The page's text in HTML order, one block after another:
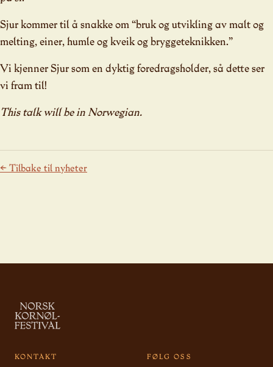
Sjur kommer til å snakke om “bruk og utvikling av malt og
melting, einer, humle og kveik og bryggeteknikken.”
Vi kjenner Sjur som en dyktig foredragsholder, så dette ser
vi fram til!
This talk will be in Norwegian.
← Tilbake til nyheter
KONTAKT FØLG OSS